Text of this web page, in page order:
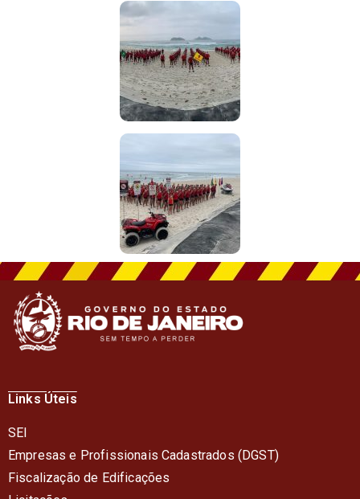
Links Úteis
SEI
Empresas e Profissionais Cadastrados (DGST)
Fiscalização de Edificações